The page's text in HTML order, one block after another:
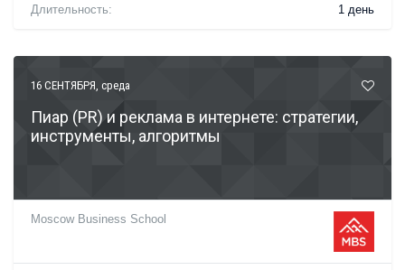
Длительность: 1 день
16 СЕНТЯБРЯ, среда
Пиар (PR) и реклама в интернете: стратегии,
инструменты, алгоритмы
Moscow Business School